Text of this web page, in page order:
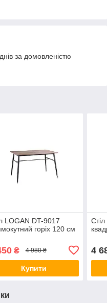
за домовленістю
LOGAN DT-9017
горіх 120 см
₴ 4 980 ₴
Купити
4